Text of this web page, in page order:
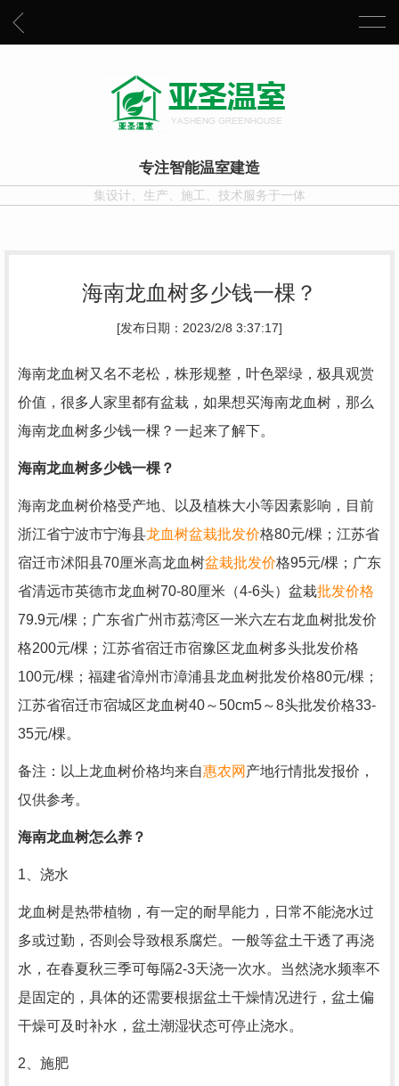
专注智能温室建造
集设计、生产、施工、技术服务于一体
海南龙血树多少钱一棵？
[发布日期：2023/2/8 3:37:17]
海南龙血树又名不老松，株形规整，叶色翠绿，极具观赏
价值，很多人家里都有盆栽，如果想买海南龙血树，那么
海南龙血树多少钱一棵？一起来了解下。
海南龙血树多少钱一棵？
海南龙血树价格受产地、以及植株大小等因素影响，目前
浙江省宁波市宁海县龙血树盆栽批发价格80元/棵；江苏省
宿迁市沭阳县70厘米高龙血树盆栽批发价格95元/棵；广东
省清远市英德市龙血树70-80厘米（4-6头）盆栽批发价格
79.9元/棵；广东省广州市荔湾区一米六左右龙血树批发价
格200元/棵；江苏省宿迁市宿豫区龙血树多头批发价格
100元/棵；福建省漳州市漳浦县龙血树批发价格80元/棵；
江苏省宿迁市宿城区龙血树40～50cm5～8头批发价格33-
35元/棵。
备注：以上龙血树价格均来自惠农网 产地行情批发报价，
仅供参考。
海南龙血树怎么养？
1、浇水
龙血树是热带植物，有一定的耐旱能力，日常不能浇水过
多或过勤，否则会导致根系腐烂。一般等盆土干透了再浇
水，在春夏秋三季可每隔2-3天浇一次水。当然浇水频率不
是固定的，具体的还需要根据盆土干燥情况进行，盆土偏
干燥可及时补水，盆土潮湿状态可停止浇水。
2、施肥